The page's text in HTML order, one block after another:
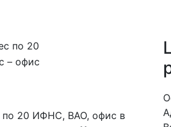
по 20 ИФНС, ВАО, офис в